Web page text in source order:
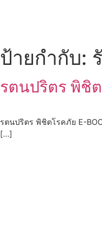
ป้ายกำกับ:
รตนปริตร พิชิ
รตนปริตร พิชิตโรคภัย E-
[…]